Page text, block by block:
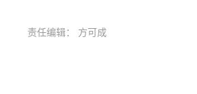
责任编辑： 方可成